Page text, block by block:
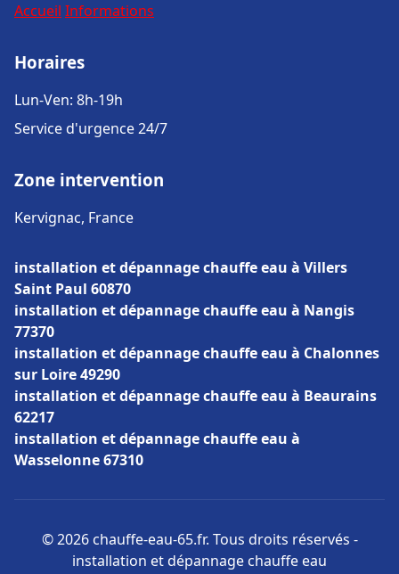
Accueil Informations
Horaires
Lun-Ven: 8h-19h
Service d'urgence 24/7
Zone intervention
Kervignac, France
installation et dépannage chauffe eau à Villers
Saint Paul 60870
installation et dépannage chauffe eau à Nangis
77370
installation et dépannage chauffe eau à Chalonnes
sur Loire 49290
installation et dépannage chauffe eau à Beaurains
62217
installation et dépannage chauffe eau à
Wasselonne 67310
© 2026 chauffe-eau-65.fr. Tous droits réservés -
installation et dépannage chauffe eau